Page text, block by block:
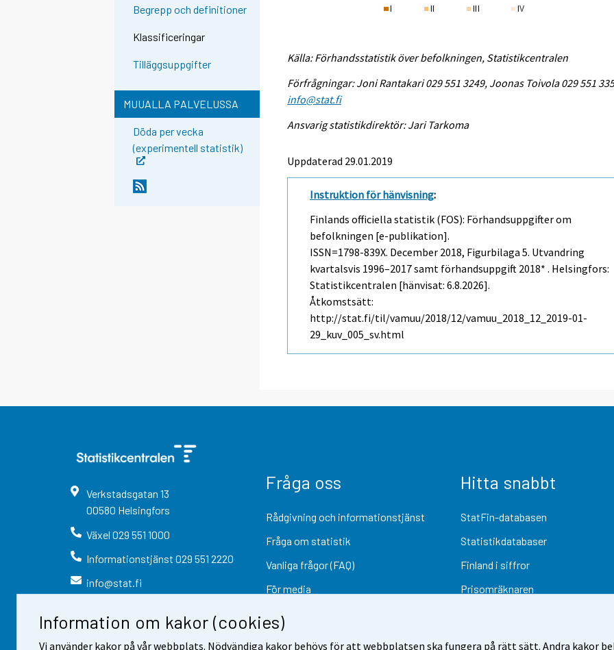
Information om kakor (cookies)
Vi använder kakor på vår webbplats. Nödvändiga kakor behövs för att webbplatsen ska fungera på rätt sätt. Andra kakor
Begrepp och definitioner
Klassificeringar
Tilläggsuppgifter
MUUALLA PALVELUSSA
Döda per vecka
(experimentell statistik)
Källa: Förhandsstatistik över befolkningen, Statistikcentralen
Förfrågningar: Joni Rantakari 029 551 3249, Joonas Toivola 029 551
info@stat.fi
Ansvarig statistikdirektör: Jari Tarkoma
Uppdaterad 29.01.2019
Instruktion för hänvisning:
Finlands officiella statistik (FOS): Förhandsuppgifter om
befolkningen [e-publikation].
ISSN=1798-839X. December 2018, Figurbilaga 5. Utvandring
kvartalsvis 1996–2017 samt förhandsuppgift 2018* . Helsingfors:
Statistikcentralen [hänvisat: 6.8.2026].
Åtkomstsätt:
http://stat.fi/til/vamuu/2018/12/vamuu_2018_12_2019-01-
29_kuv_005_sv.html
Verkstadsgatan 13
00580 Helsingfors
Växel 029 551 1000
Informationstjänst 029 551 2220
info@stat.fi
Fråga oss
Rådgivning och informationstjänst
Fråga om statistik
Vanliga frågor (FAQ)
För media
Hitta snabbt
StatFin-databasen
Statistikdatabaser
Finland i siffror
Prisomräknaren